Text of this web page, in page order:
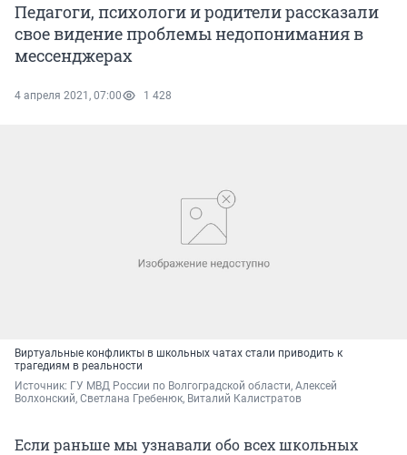
Педагоги, психологи и родители рассказали
свое видение проблемы недопонимания в
мессенджерах
4 апреля 2021, 07:00 1 428
Виртуальные конфликты в школьных чатах стали приводить к
трагедиям в реальности
Источник: ГУ МВД России по Волгоградской области, Алексей
Волхонский, Светлана Гребенюк, Виталий Калистратов
Если раньше мы узнавали обо всех школьных